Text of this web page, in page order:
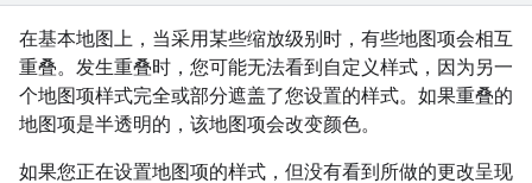
在基本地图上，当采用某些缩放级别时，有些地图项会相互
重叠。发生重叠时，您可能无法看到自定义样式，因为另一
个地图项样式完全或部分遮盖了您设置的样式。如果重叠的
地图项是半透明的，该地图项会改变颜色。
如果您正在设置地图项的样式，但没有看到所做的更改呈现